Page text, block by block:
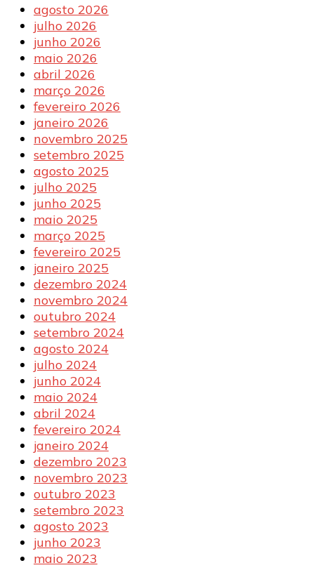
agosto 2026
julho 2026
junho 2026
maio 2026
abril 2026
março 2026
fevereiro 2026
janeiro 2026
novembro 2025
setembro 2025
agosto 2025
julho 2025
junho 2025
maio 2025
março 2025
fevereiro 2025
janeiro 2025
dezembro 2024
novembro 2024
outubro 2024
setembro 2024
agosto 2024
julho 2024
junho 2024
maio 2024
abril 2024
fevereiro 2024
janeiro 2024
dezembro 2023
novembro 2023
outubro 2023
setembro 2023
agosto 2023
junho 2023
maio 2023